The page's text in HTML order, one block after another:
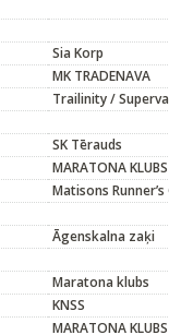
Sia Korp
MK TRADENAVA
Trailinity /
SK Tērauds
MARATONA KLUBS
Matisons Runner’s
Āgenskalna zaķi
Maratona klubs
KNSS
MARATONA KLUBS